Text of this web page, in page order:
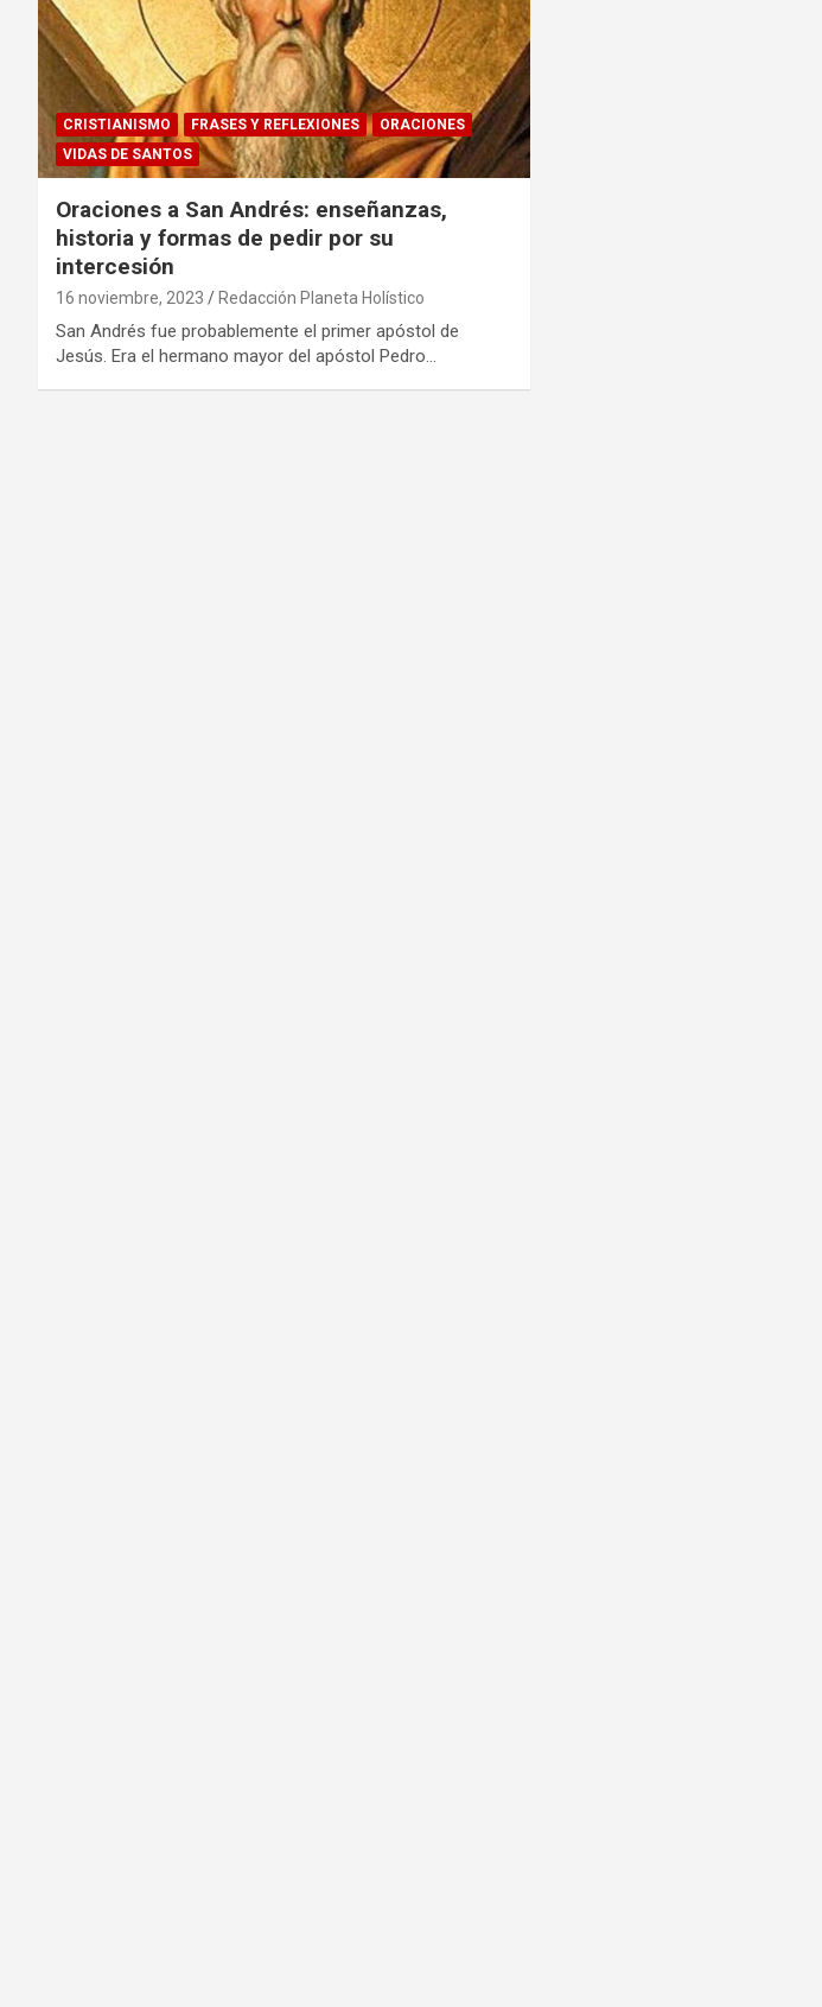
CRISTIANISMO FRASES Y REFLEXIONES
ORACIONES
VIDAS DE SANTOS
Oraciones a San Andrés: enseñanzas,
historia y formas de pedir por su
intercesión
16 noviembre, 2023 Redacción Planeta Holístico
San Andrés fue probablemente el primer apóstol de
Jesús. Era el hermano mayor del apóstol Pedro…